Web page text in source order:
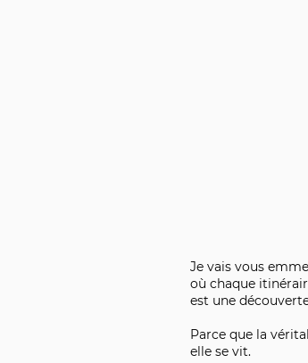
Je vais vous
où chaque
est une
Parce que la
elle se vit.